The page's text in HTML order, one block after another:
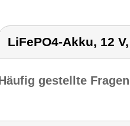
LiFePO4-Akku, 12
gestellte